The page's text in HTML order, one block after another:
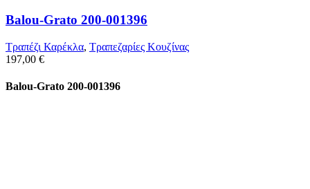
Balou-Grato 200-001396
Τραπέζι Καρέκλα, Τραπεζαρίες Κουζίνας
197,00 €
Balou-Grato 200-001396